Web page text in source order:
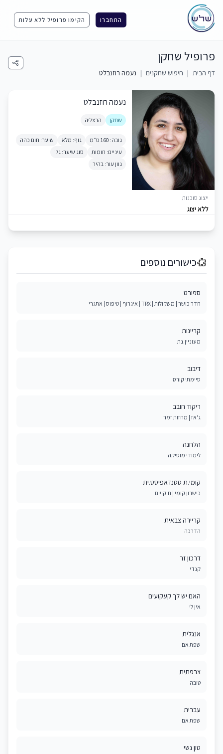
התחברו הקימו פרופיל ללא עלות
פרופיל שחקן
דף הבית | חיפוש שחקנים | נעמה רוזנבלט
ייצוג סוכנות
ללא יצוג
נעמה רוזנבלט
שחקן הרצליה
גובה: 160 ס״מ גוף: מלא
שיער: חום כהה
עיניים: חומות
סוג שיער: גלי
גוון עור: בהיר
כישורים נוספים
ספורט
חדר כושר | משקולות | TRX | איגרוף | טיפוס | אתגרי
קריינות
מעוניין.נת
דיבוב
סיימתי קורס
ריקוד חובב
ג'אז | מחזות זמר
הלחנה
לימודי מוסיקה
קומי.ת סטנדאפיסט.ית
כישרון קומי | חיקויים
קריירה צבאית
הדרכה
דרכון זר
קנדי
האם יש לך קעקועים
אין לי
אנגלית
שפת אם
צרפתית
טובה
עברית
שפת אם
טון נשי